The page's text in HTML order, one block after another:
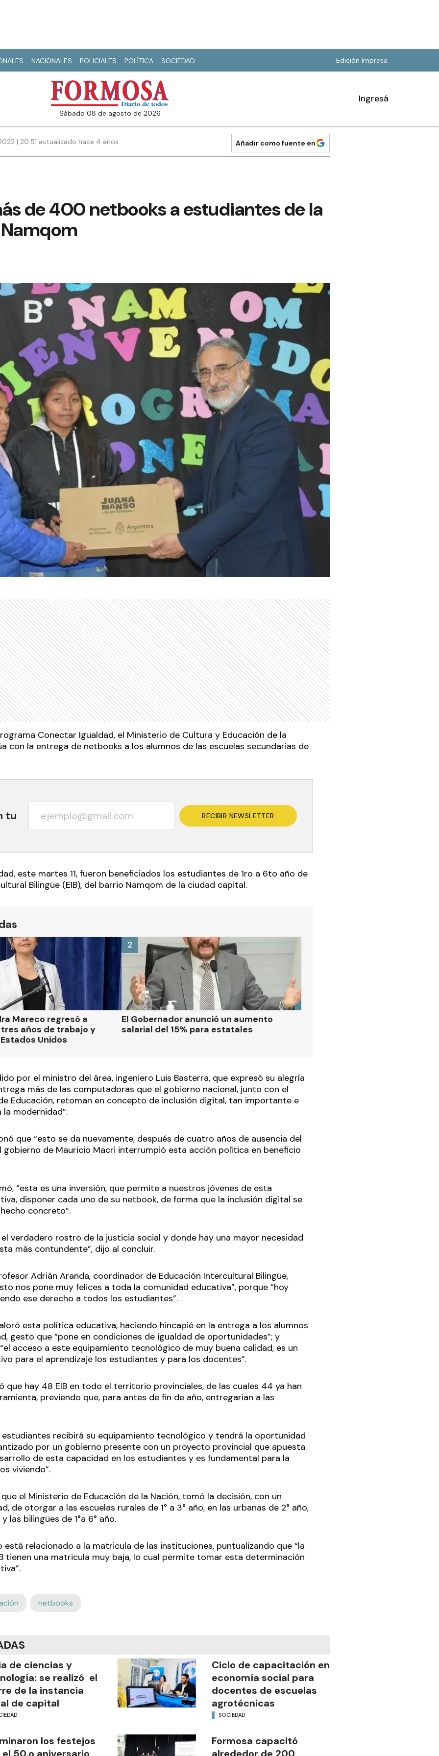
NACIONALES POLICIALES POLÍTICA SOCIEDAD Edición Impresa
sábado 08 de agosto de 2026
Ingresá
| 20:51 actualizado hace 4 años Añadir como fuente en
de 400 netbooks a estudiantes de la
Conectar Igualdad, el Ministerio de Cultura y Educación de la
con la entrega de netbooks a los alumnos de las escuelas secundarias de
tu RECIBIR NEWSLETTER
este martes 11, fueron beneficiados los estudiantes de 1ro a 6to año de
Bilingüe (EIB), del barrio Namqom de la ciudad capital.
Mareco regresó a
años de trabajo y
Unidos
El Gobernador anunció un aumento
salarial del 15% para estatales
2
por el ministro del área, ingeniero Luis Basterra, que expresó su alegría
más de las computadoras que el gobierno nacional, junto con el
Educación, retoman en concepto de inclusión digital, tan importante e
modernidad”.
que “esto se da nuevamente, después de cuatro años de ausencia del
gobierno de Mauricio Macri interrumpió esta acción política en beneficio
“esta es una inversión, que permite a nuestros jóvenes de esta
disponer cada uno de su netbook, de forma que la inclusión digital se
concreto”.
el verdadero rostro de la justicia social y donde hay una mayor necesidad
más contundente”, dijo al concluir.
Adrián Aranda, coordinador de Educación Intercultural Bilingüe,
nos pone muy felices a toda la comunidad educativa”, porque “hoy
ese derecho a todos los estudiantes”.
esta política educativa, haciendo hincapié en la entrega a los alumnos
gesto que “pone en condiciones de igualdad de oportunidades”; y
acceso a este equipamiento tecnológico de muy buena calidad, es un
para el aprendizaje los estudiantes y para los docentes”.
que hay 48 EIB en todo el territorio provinciales, de las cuales 44 ya han
previendo que, para antes de fin de año, entregarían a las
estudiantes recibirá su equipamiento tecnológico y tendrá la oportunidad
por un gobierno presente con un proyecto provincial que apuesta
de esta capacidad en los estudiantes y es fundamental para la
viviendo”.
el Ministerio de Educación de la Nación, tomó la decisión, con un
de otorgar a las escuelas rurales de 1° a 3° año, en las urbanas de 2° año,
las bilingües de 1°a 6° año.
está relacionado a la matricula de las instituciones, puntualizando que “la
tienen una matricula muy baja, lo cual permite tomar esta determinación
netbooks
de ciencias y
se realizó el
de la instancia
de capital
Ciclo de capacitación en
economía social para
docentes de escuelas
agrotécnicas
SOCIEDAD
los festejos
50.o aniversario
Formosa capacitó
alrededor de 200